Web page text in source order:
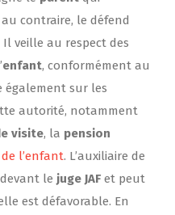
contraire, le défend
veille au respect des
enfant, conformément au
également sur les
autorité, notamment
visite, la pension
de l’enfant. L’auxiliaire de
le juge JAF et peut
est défavorable. En